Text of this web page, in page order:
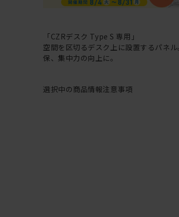
「CZRデスク Type S 専用」
空間を区切るデスク上に設置するパネ
保、集中力の向上に。
選択中の商品情報注意事項